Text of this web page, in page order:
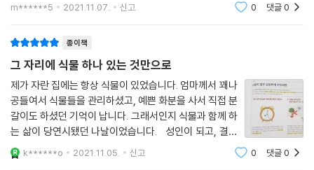
m******5 2021.11.07. 신고 0 댓글0
종이책
그 자리에 식물 하나 있는 것만으로
제가 자란 집에는 항상 식물이 있었습니다. 엄마께서 꽤나
공들여서 식물들을 관리하셨고, 예쁜 화분을 사서 직접 분
갈이도 하셨던 기억이 납니다. 그래서인지 식물과 함께 하
는 삶이 당연시됐던 나날이었습니다. 성인이 되고, 결혼
을 하니 새로운 공간이 생겼습니다. 아이를 위한 아이방을
만들고, 주방에는 예쁜 식기도 채워넣고, 뭔가 열심히 인
k******o 2021.11.05. 신고 0 댓글0